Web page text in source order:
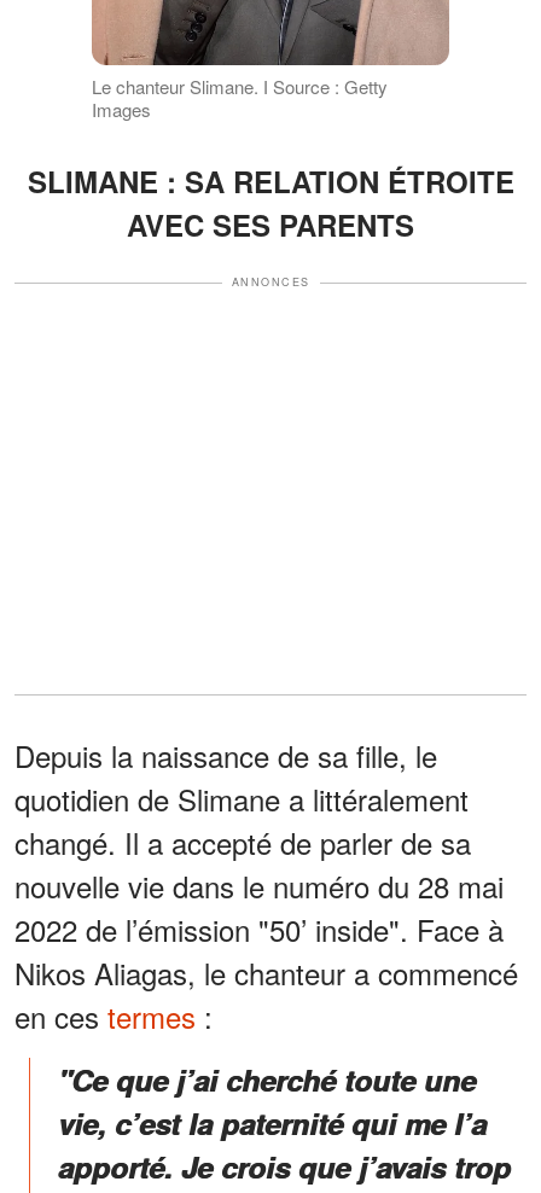
Le chanteur Slimane. І Source : Getty
Images
SLIMANE : SA RELATION ÉTROITE
AVEC SES PARENTS
ANNONCES
Depuis la naissance de sa fille, le
quotidien de Slimane a littéralement
changé. Il a accepté de parler de sa
nouvelle vie dans le numéro du 28 mai
2022 de l’émission "50’ inside". Face à
Nikos Aliagas, le chanteur a commencé
en ces termes :
"Ce que j’ai cherché toute une
vie, c’est la paternité qui me l’a
apporté. Je crois que j’avais trop